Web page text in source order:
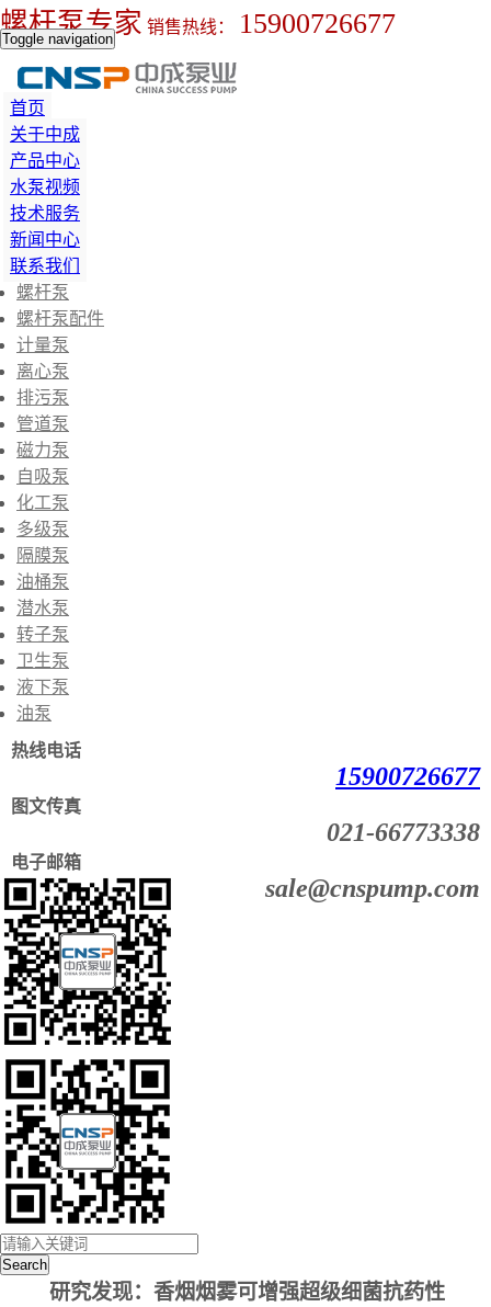
螺杆泵专家 销售热线： 15900726677
Toggle navigation
首页
关于中成
产品中心
水泵视频
技术服务
新闻中心
联系我们
螺杆泵
螺杆泵配件
计量泵
离心泵
排污泵
管道泵
磁力泵
自吸泵
化工泵
多级泵
隔膜泵
油桶泵
潜水泵
转子泵
卫生泵
液下泵
油泵
热线电话
15900726677
图文传真
021-66773338
电子邮箱
sale@cnspump.com
Search
研究发现：香烟烟雾可增强超级细菌抗药性